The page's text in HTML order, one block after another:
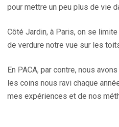
pour mettre un peu plus de vie
Côté Jardin, à Paris, on se
de verdure notre vue sur les
En PACA, par contre, nous
les coins nous ravi chaque
mes expériences et de nos